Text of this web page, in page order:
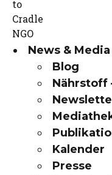
News & Media
Blog
Nährstoff
Kalender
Presse